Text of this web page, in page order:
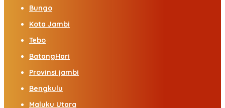
Bungo
Kota Jambi
Tebo
BatangHari
Provinsi jambi
Bengkulu
Maluku Utara